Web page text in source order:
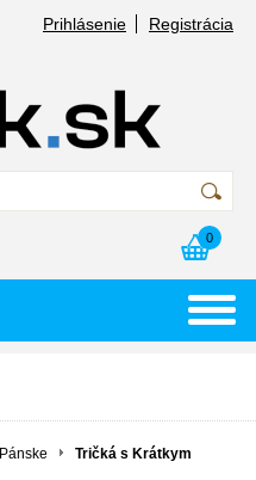
Prihlásenie Registrácia
0
Pánske
Tričká s Krátkym